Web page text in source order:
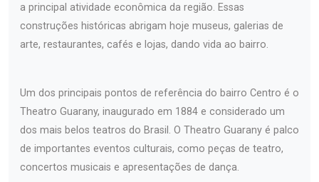
a principal atividade econômica da região. Essas
construções históricas abrigam hoje museus, galerias de
arte, restaurantes, cafés e lojas, dando vida ao bairro.
Um dos principais pontos de referência do bairro Centro é o
Theatro Guarany, inaugurado em 1884 e considerado um
dos mais belos teatros do Brasil. O Theatro Guarany é palco
de importantes eventos culturais, como peças de teatro,
concertos musicais e apresentações de dança.